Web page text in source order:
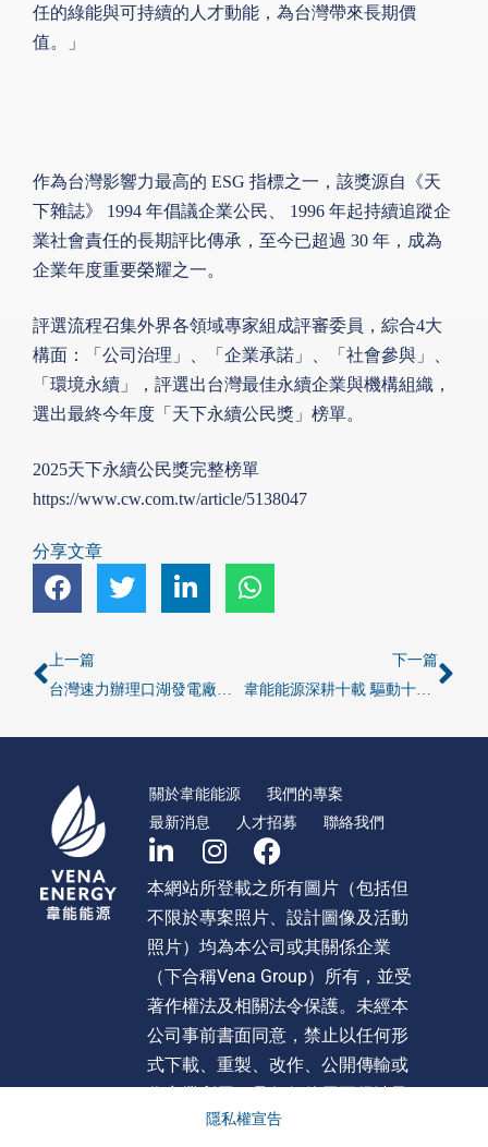
隱私權宣告
任的綠能與可持續的人才動能，為台灣帶來長期價
值。」
作為台灣影響力最高的 ESG 指標之一，該獎源自《天
下雜誌》 1994 年倡議企業公民、 1996 年起持續追蹤企
業社會責任的長期評比傳承，至今已超過 30 年，成為
企業年度重要榮耀之一。
評選流程召集外界各領域專家組成評審委員，綜合4大
構面：「公司治理」、「企業承諾」、「社會參與」、
「環境永續」，評選出台灣最佳永續企業與機構組織，
選出最終今年度「天下永續公民獎」榜單。
2025天下永續公民獎完整榜單
https://www.cw.com.tw/article/5138047
分享文章
上一篇
下一篇
韋能能源深耕十載 驅動十年再生能源轉型
關於韋能能源
我們的專案
最新消息
人才招募 聯絡我們
本網站所登載之所有圖片（包括但
不限於專案照片、設計圖像及活動
照片）均為本公司或其關係企業
（下合稱Vena Group）所有，並受
著作權法及相關法令保護。未經本
公司事前書面同意，禁止以任何形
式下載、重製、改作、公開傳輸或
作商業利用。且任何使用不得涉及
不當影射、詆毀或貶損 Vena Group